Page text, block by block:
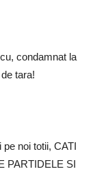
condamnat la
tara!
noi totii, CATI
PARTIDELE SI